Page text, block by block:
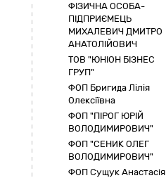
ФІЗИЧНА ОСОБА-
ПІДПРИЄМЕЦЬ
МИХАЛЕВИЧ ДМИТРО
АНАТОЛІЙОВИЧ
ТОВ "ЮНІОН БІЗНЕС
ГРУП"
ФОП Бригида Лілія
Олексіївна
ФОП "ПІРОГ ЮРІЙ
ВОЛОДИМИРОВИЧ"
ФОП "СЕНИК ОЛЕГ
ВОЛОДИМИРОВИЧ"
ФОП Сущук Анастасія